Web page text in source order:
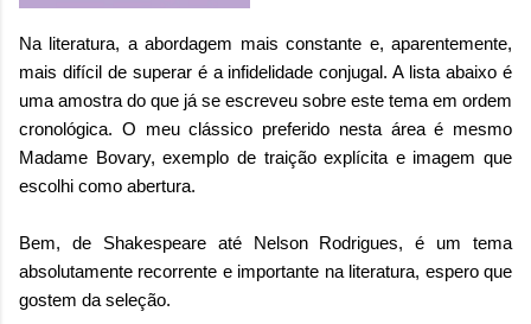
Na literatura, a abordagem mais constante e, aparentemente,
mais difícil de superar é a infidelidade conjugal. A lista abaixo é
uma amostra do que já se escreveu sobre este tema em ordem
cronológica. O meu clássico preferido nesta área é mesmo
Madame Bovary, exemplo de traição explícita e imagem que
escolhi como abertura.
Bem, de Shakespeare até Nelson Rodrigues, é um tema
absolutamente recorrente e importante na literatura, espero que
gostem da seleção.